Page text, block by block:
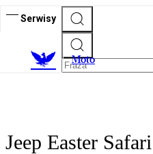
Serwisy
Moto
Jeep Easter